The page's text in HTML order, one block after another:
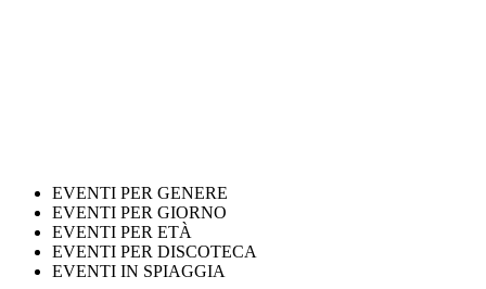
EVENTI PER GENERE
EVENTI PER GIORNO
EVENTI PER ETÀ
EVENTI PER DISCOTECA
EVENTI IN SPIAGGIA